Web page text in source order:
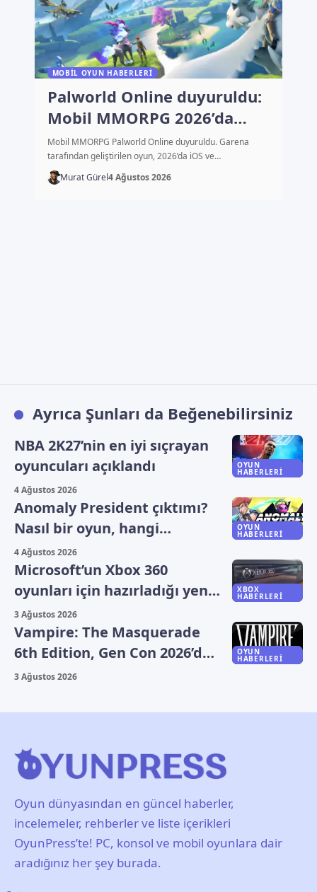
MOBIL OYUN HABERLERI
Palworld Online duyuruldu:
Mobil MMORPG 2026’da
çıkacak
Mobil MMORPG Palworld Online duyuruldu. Garena
tarafından geliştirilen oyun, 2026’da iOS ve…
Murat Gürel4 Ağustos 2026
Ayrıca Şunları da Beğenebilirsiniz
OYUN
HABERLERI
NBA 2K27’nin en iyi sıçrayan
oyuncuları açıklandı
4 Ağustos 2026
OYUN
HABERLERI
Anomaly President çıktımı?
Nasıl bir oyun, hangi
platformlarda oynanıyor?
4 Ağustos 2026
XBOX
HABERLERI
Microsoft’un Xbox 360
oyunları için hazırladığı yeni
plan sızdı
3 Ağustos 2026
OYUN
HABERLERI
Vampire: The Masquerade
6th Edition, Gen Con 2026’da
duyuruldu
3 Ağustos 2026
Oyun dünyasından en güncel haberler,
incelemeler, rehberler ve liste içerikleri
OyunPress’te! PC, konsol ve mobil oyunlara dair
aradığınız her şey burada.